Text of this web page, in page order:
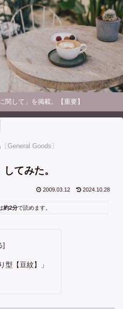
関して」を掲載。【重要】
General Goods〕
てみた。
2009.03.12 2024.10.28
約2分で読めます。
型【豆紋】」